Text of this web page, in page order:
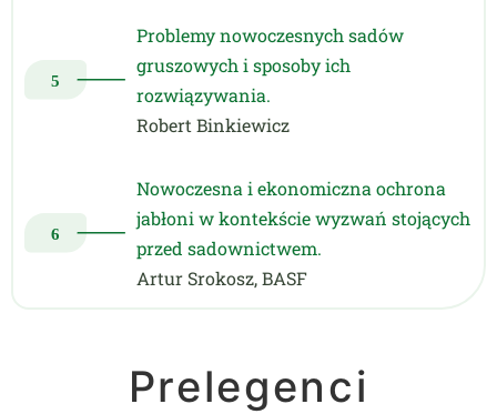
Problemy nowoczesnych sadów
gruszowych i sposoby ich
rozwiązywania.
Robert Binkiewicz
Nowoczesna i ekonomiczna ochrona
jabłoni w kontekście wyzwań stojących
przed sadownictwem.
Artur Srokosz, BASF
Prelegenci